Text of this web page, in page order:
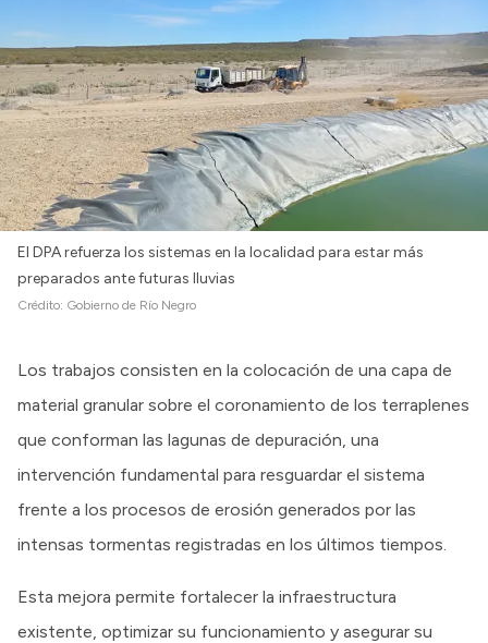
El DPA refuerza los sistemas en la localidad para estar más
preparados ante futuras lluvias
Crédito: Gobierno de Río Negro
Los trabajos consisten en la colocación de una capa de
material granular sobre el coronamiento de los terraplenes
que conforman las lagunas de depuración, una
intervención fundamental para resguardar el sistema
frente a los procesos de erosión generados por las
intensas tormentas registradas en los últimos tiempos.
Esta mejora permite fortalecer la infraestructura
existente, optimizar su funcionamiento y asegurar su